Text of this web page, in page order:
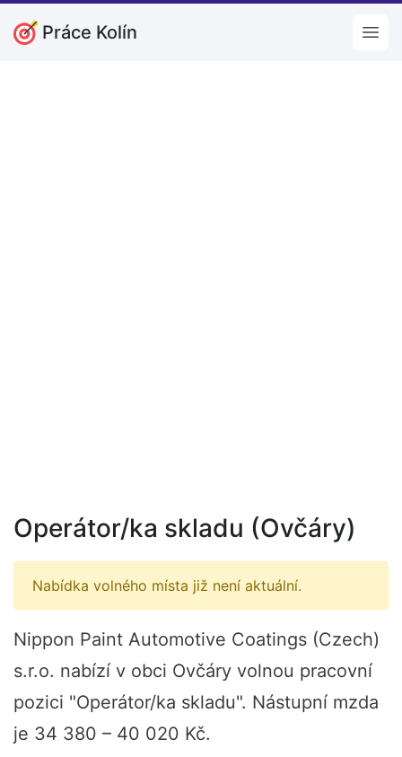
Práce Kolín
Operátor/ka skladu (Ovčáry)
Nabídka volného místa již není aktuální.
Nippon Paint Automotive Coatings (Czech)
s.r.o. nabízí v obci Ovčáry volnou pracovní
pozici "Operátor/ka skladu". Nástupní mzda
je 34 380 – 40 020 Kč.